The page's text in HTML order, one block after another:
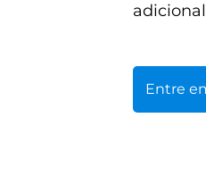
Entre